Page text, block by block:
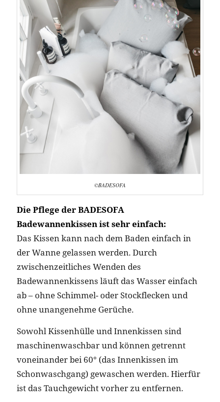
©BADESOFA
Die Pflege der BADESOFA
Badewannenkissen ist sehr einfach:
Das Kissen kann nach dem Baden einfach in
der Wanne gelassen werden. Durch
zwischenzeitliches Wenden des
Badewannenkissens läuft das Wasser einfach
ab – ohne Schimmel- oder Stockflecken und
ohne unangenehme Gerüche.
Sowohl Kissenhülle und Innenkissen sind
maschinenwaschbar und können getrennt
voneinander bei 60° (das Innenkissen im
Schonwaschgang) gewaschen werden. Hierfür
ist das Tauchgewicht vorher zu entfernen.